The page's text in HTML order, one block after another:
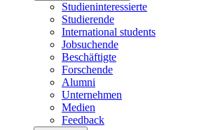
Studieninteressierte
Studierende
International students
Jobsuchende
Beschäftigte
Forschende
Alumni
Unternehmen
Medien
Feedback